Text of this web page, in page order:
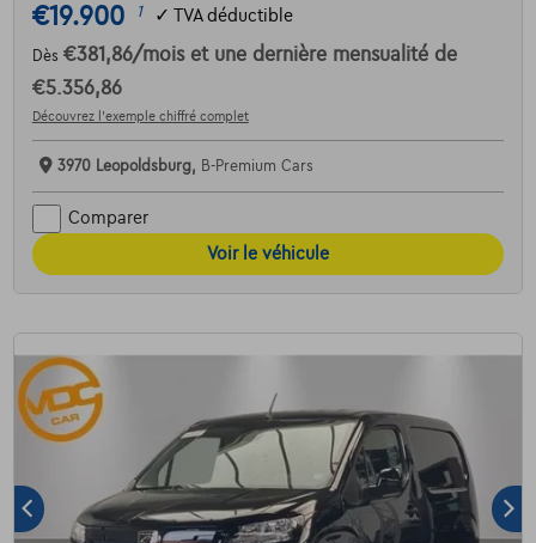
€19.900 1 ✓ TVA déductible
Dès €381,86/mois et une dernière mensualité de
€5.356,86
Découvrez l’exemple chiffré complet
3970 Leopoldsburg, B-Premium Cars
Comparer
Voir le véhicule